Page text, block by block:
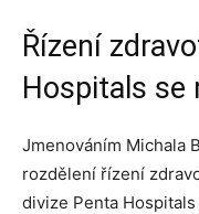
Řízení
Hospitals se
Jmenováním Michala
rozdělení řízení
divize Penta